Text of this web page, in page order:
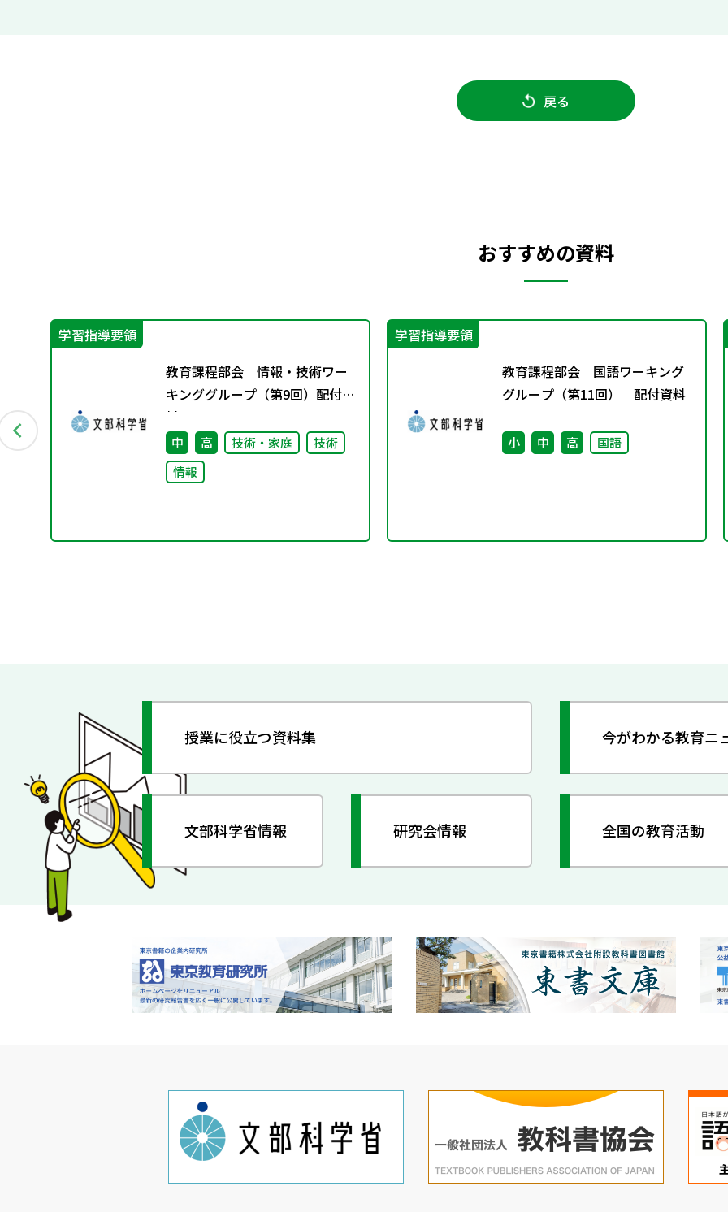
戻る
おすすめの資料
学習指導要領
教育課程部会 情報・技術ワー
キンググループ（第9回）配付資
料
中 高 技術・家庭
技術
情報
学習指導要領
教育課程部会 国語ワーキング
グループ（第11回） 配付資料
小 中 高 国語
授業に役立つ資料集 今がわかる教育ニ
文部科学省情報 研究会情報 全国の教育活動